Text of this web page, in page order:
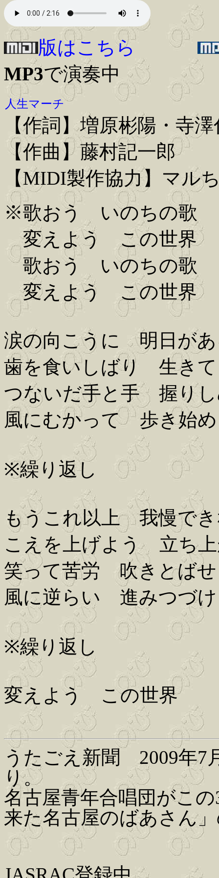
版はこちら
MP3で演奏中
人生マーチ
【作詞】増原彬陽・寺
【作曲】藤村記一郎
【MIDI製作協力】マル
※歌おう いのちの歌
変えよう この世界
歌おう いのちの歌
変えよう この世界
涙の向こうに 明日が
歯を食いしばり 生き
つないだ手と手 握り
風にむかって 歩き始
※繰り返し
もうこれ以上 我慢で
こえを上げよう 立ち
笑って苦労 吹きとばせ
風に逆らい 進みつづ
※繰り返し
変えよう この世界
うたごえ新聞 2009年7
り。
名古屋青年合唱団がこ
来た名古屋のばあさん